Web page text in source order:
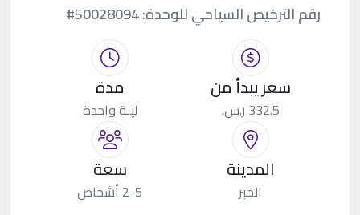
رقم الترخيص السياحي للوحدة:#50028094
سعر يبدأ من
332.5 ر.س.
مدة
ليلة واحدة
المدينة
الخبر
سعة
2-5 أشخاص